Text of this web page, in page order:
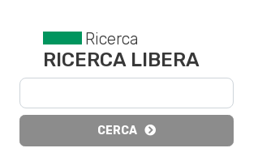
Ricerca
RICERCA LIBERA
CERCA